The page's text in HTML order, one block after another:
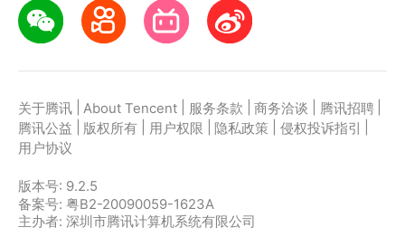
关于腾讯 About Tencent 服务条款 商务洽谈 腾讯招聘
腾讯公益
版权所有 用户权限 隐私政策 侵权投诉指引
用户协议
版本号: 9.2.5
备案号: 粤B2-20090059-1623A
主办者: 深圳市腾讯计算机系统有限公司